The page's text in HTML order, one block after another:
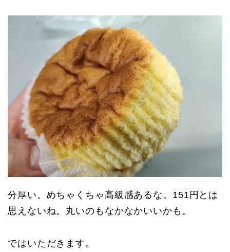
分厚い。めちゃくちゃ高級感あるな。151円とは
思えないね。丸いのもなかなかいいかも。
ではいただきます。